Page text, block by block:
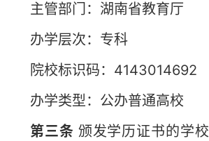
主管部门：湖南省教育厅
办学层次： 专科
院校标识码： 4143014692
办学类型：公办普通高校
第三条 颁发学历证书的学